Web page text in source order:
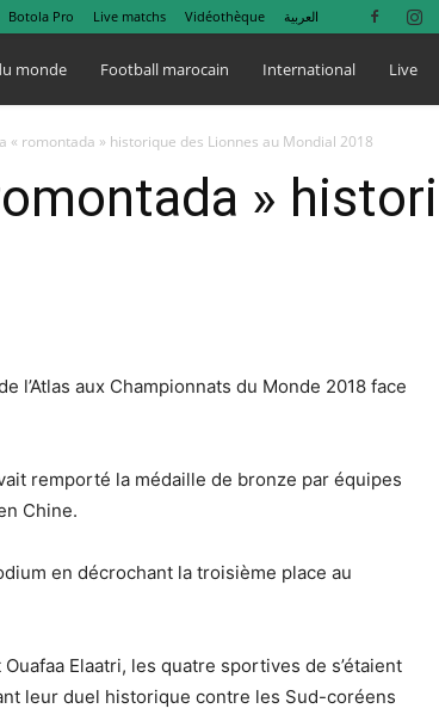
Botola Pro Live matchs Vidéothèque العربية
monde Football marocain International Live
« romontada » historique des Lionnes au Mondial 2018
»
l’Atlas aux Championnats du Monde 2018 face
remporté la médaille de bronze par équipes
Chine.
en décrochant la troisième place au
Elaatri, les quatre sportives de s’étaient
leur duel historique contre les Sud-coréens